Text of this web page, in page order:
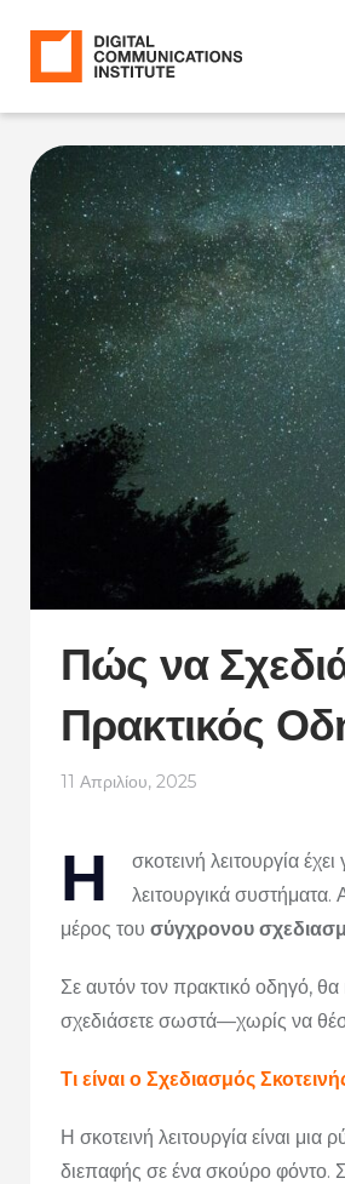
Πώς να
Πρακτικός
11 Απριλίου, 2025
Η
σκοτεινή λειτουργία
λειτουργικά συστήματα.
μέρος του σύγχρονου
Σε αυτόν τον πρακτικό οδηγό, θα
σχεδιάσετε σωστά—χωρίς να
Τι είναι ο Σχεδιασμός
Η σκοτεινή λειτουργία είναι
διεπαφής σε ένα σκούρο φόντο.